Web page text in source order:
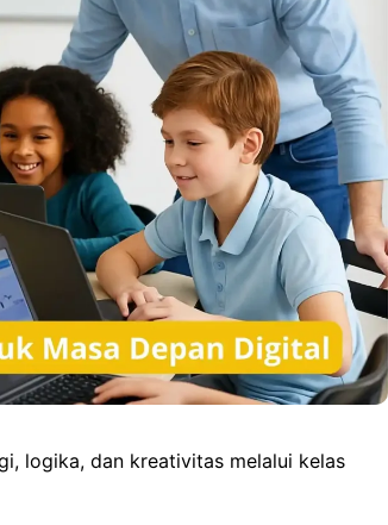
o
k
o
n
p
p e
r
logika, dan kreativitas melalui kelas